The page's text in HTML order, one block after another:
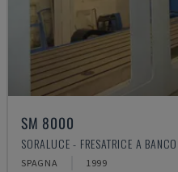
SM 8000
SORALUCE - FRESATRICE A BANCO
SPAGNA 1999